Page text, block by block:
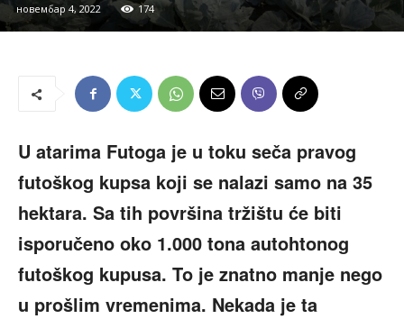
новембар 4, 2022 174
U atarima Futoga je u toku seča pravog
futoškog kupsa koji se nalazi samo na 35
hektara. Sa tih površina tržištu će biti
isporučeno oko 1.000 tona autohtonog
futoškog kupusa. To je znatno manje nego
u prošlim vremenima. Nekada je ta